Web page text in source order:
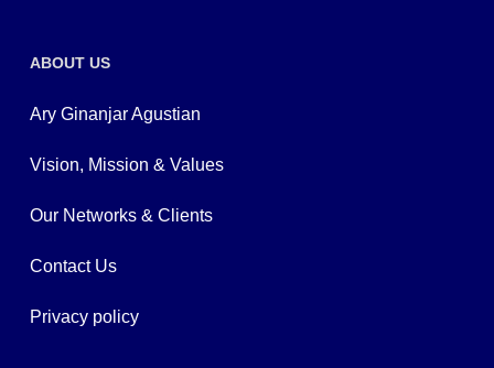
ABOUT US
Ary Ginanjar Agustian
Vision, Mission & Values
Our Networks & Clients
Contact Us
Privacy policy